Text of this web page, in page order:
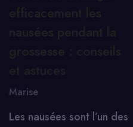
Marise
Les nausées sont l’un des